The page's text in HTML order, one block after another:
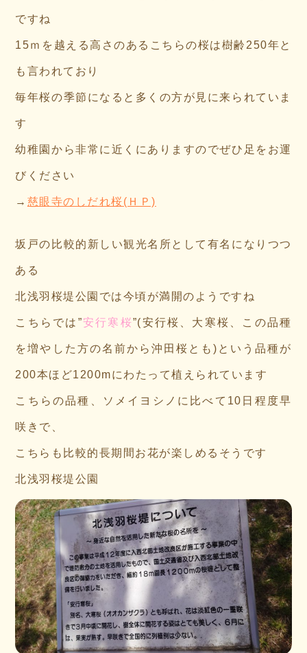
ですね
15ｍを越える高さのあるこちらの桜は樹齢250年と
も言われており
毎年桜の季節になると多くの方が見に来られていま
す
幼稚園から非常に近くにありますのでぜひ足をお運
びください
→ 慈眼寺のしだれ桜(ＨＰ)
坂戸の比較的新しい観光名所として有名になりつつ
ある
北浅羽桜堤公園では今頃が満開のようですね
こちらでは”安行寒桜”(安行桜、大寒桜、この品種
を増やした方の名前から沖田桜とも)という品種が
200本ほど1200mにわたって植えられています
こちらの品種、ソメイヨシノに比べて10日程度早
咲きで、
こちらも比較的長期間お花が楽しめるそうです
北浅羽桜堤公園